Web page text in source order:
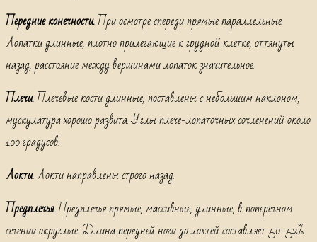
Передние конечности.При осмотре спереди прямые параллельные.
Лопатки длинные, плотно прилегающие к грудной клетке, оттянуты
назад, расстояние между вершинами лопаток значительное.
Плечи.Плечевые кости длинные, поставлены с небольшим наклоном,
мускулатура хорошо развита. Углы плече-лопаточных сочленений около
100 градусов.
Локти.Локти направлены строго назад.
Предплечья.Предплечья прямые, массивные, длинные, в поперечном
сечении округлые. Длина передней ноги до локтей составляет 50-52%